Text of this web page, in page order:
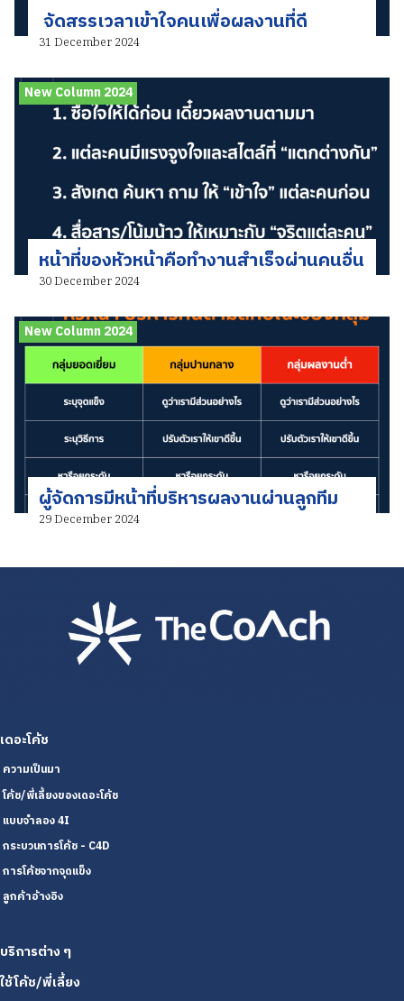
จัดสรรเวลาเข้าใจคนเพื่อผลงานที่ดี
31 December 2024
New Column 2024
หน้าที่ของหัวหน้าคือทำงานสำเร็จผ่านคนอื่น
30 December 2024
New Column 2024
ผู้จัดการมีหน้าที่บริหารผลงานผ่านลูกทีม
29 December 2024
เดอะโค้ช
ความเป็นมา
โค้ช/พี่เลี้ยงของเดอะโค้ช
แบบจำลอง 4I
กระบวนการโค้ช - C4D
การโค้ชจากจุดแข็ง
ลูกค้าอ้างอิง
บริการต่าง ๆ
ใช้โค้ช/พี่เลี้ยง